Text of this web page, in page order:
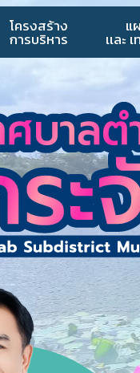
โครงสร้าง
การบริหาร
แ
เเล